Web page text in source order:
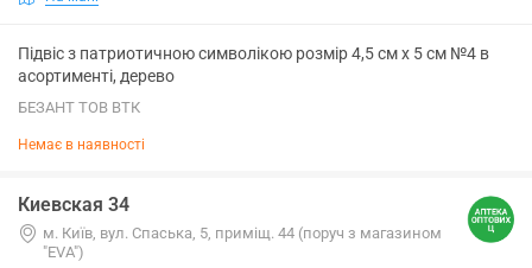
Підвіс з патриотичною символікою розмір 4,5 см х 5 см №4 в
асортименті, дерево
БЕЗАНТ ТОВ ВТК
Немає в наявності
Киевская 34
м. Київ, вул. Спаська, 5, приміщ. 44 (поруч з магазином
"EVA")